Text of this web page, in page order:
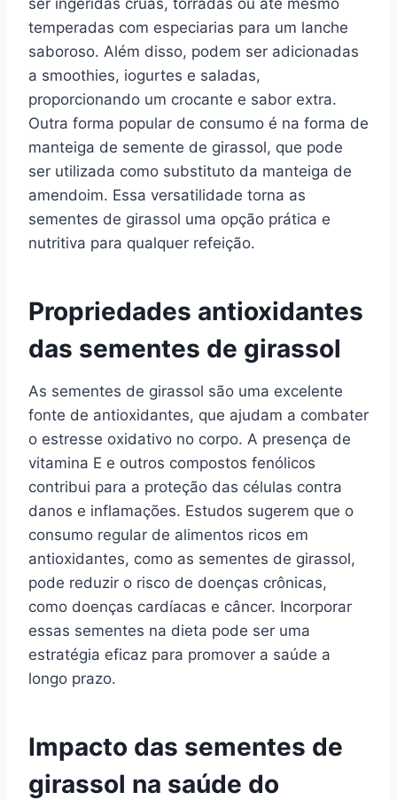
ser ingeridas cruas, torradas ou até mesmo
temperadas com especiarias para um lanche
saboroso. Além disso, podem ser adicionadas
a smoothies, iogurtes e saladas,
proporcionando um crocante e sabor extra.
Outra forma popular de consumo é na forma de
manteiga de semente de girassol, que pode
ser utilizada como substituto da manteiga de
amendoim. Essa versatilidade torna as
sementes de girassol uma opção prática e
nutritiva para qualquer refeição.
Propriedades antioxidantes
das sementes de girassol
As sementes de girassol são uma excelente
fonte de antioxidantes, que ajudam a combater
o estresse oxidativo no corpo. A presença de
vitamina E e outros compostos fenólicos
contribui para a proteção das células contra
danos e inflamações. Estudos sugerem que o
consumo regular de alimentos ricos em
antioxidantes, como as sementes de girassol,
pode reduzir o risco de doenças crônicas,
como doenças cardíacas e câncer. Incorporar
essas sementes na dieta pode ser uma
estratégia eficaz para promover a saúde a
longo prazo.
Impacto das sementes de
girassol na saúde do